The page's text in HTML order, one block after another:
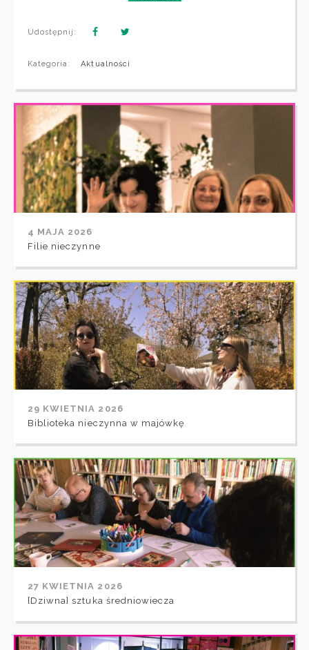
Udostępnij:
Kategoria: Aktualności
4 MAJA 2026
Filie nieczynne
29 KWIETNIA 2026
Biblioteka nieczynna w majówkę
27 KWIETNIA 2026
[Dziwna] sztuka średniowiecza